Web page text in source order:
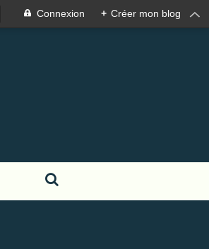
Connexion + Créer mon blog